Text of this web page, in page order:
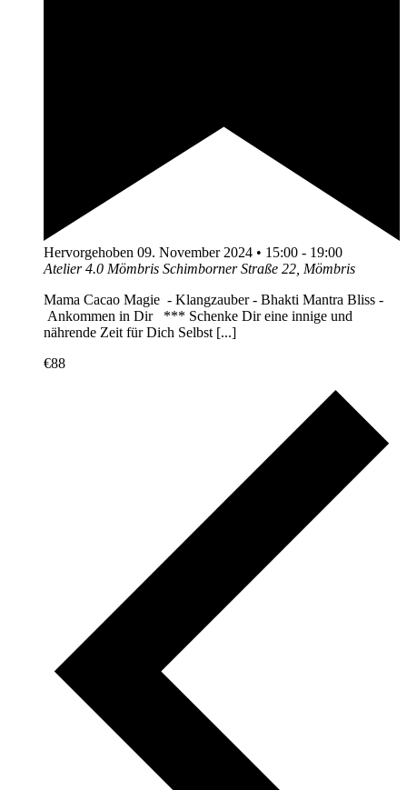
Hervorgehoben 09. November 2024 • 15:00 - 19:00
Atelier 4.0 Mömbris Schimborner Straße 22, Mömbris
Mama Cacao Magie - Klangzauber - Bhakti Mantra Bliss -
Ankommen in Dir *** Schenke Dir eine innige und
nährende Zeit für Dich Selbst [...]
€88